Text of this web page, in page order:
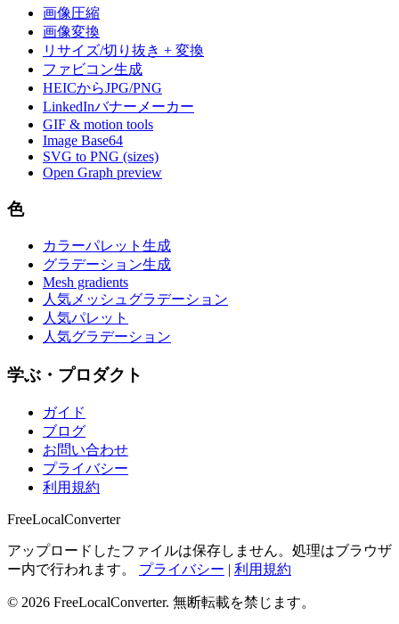
画像圧縮
画像変換
リサイズ/切り抜き + 変換
ファビコン生成
HEICからJPG/PNG
LinkedInバナーメーカー
GIF & motion tools
Image Base64
SVG to PNG (sizes)
Open Graph preview
色
カラーパレット生成
グラデーション生成
Mesh gradients
人気メッシュグラデーション
人気パレット
人気グラデーション
学ぶ・プロダクト
ガイド
ブログ
お問い合わせ
プライバシー
利用規約
FreeLocalConverter
アップロードしたファイルは保存しません。処理はブラウザ
ー内で行われます。
プライバシー | 利用規約
© 2026 FreeLocalConverter. 無断転載を禁じます。